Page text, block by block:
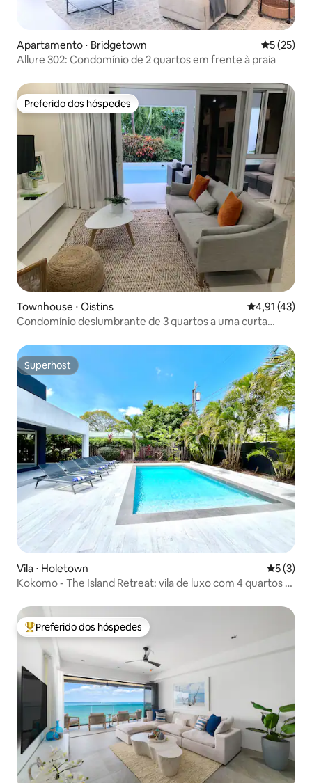
Apartamento ⋅ Bridgetown 5 de uma
5 (25)
Allure 302: Condomínio de 2 quartos em frente à praia
Preferido dos hóspedes
Preferido dos hóspedes
Townhouse ⋅ Oistins 4,91 de uma
4,91 (43)
Condomínio deslumbrante de 3 quartos a uma curta
Superhost
Superhost
Vila ⋅ Holetown 5 de
5 (3)
Kokomo - The Island Retreat: vila de luxo com 4 quartos e
Entre os melhores preferidos dos hóspedes
Preferido dos hóspedes